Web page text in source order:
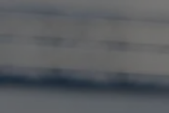
Was uns